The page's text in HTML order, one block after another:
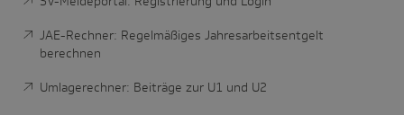
JAE-Rechner: Regelmäßiges Jahresarbeitsentgelt
berechnen
Umlagerechner: Beiträge zur U1 und U2